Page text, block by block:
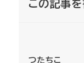
この記事
つたちこ